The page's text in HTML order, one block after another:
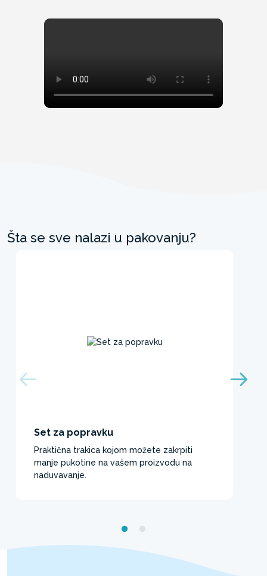
Šta se sve nalazi u pakovanju?
Set za popravku
Praktična trakica kojom možete zakrpiti
manje pukotine na vašem proizvodu na
naduvavanje.